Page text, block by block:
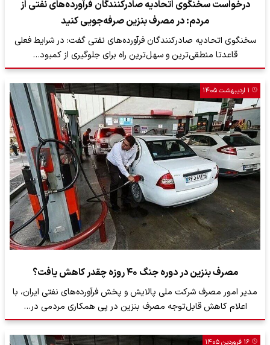
درخواست سخنگوی اتحادیه صادرکنندگان فرآورده‌های نفتی از
مردم: در مصرف بنزین صرفه‌جویی کنید
سخنگوی اتحادیه صادرکنندگان فرآورده‌های نفتی گفت: در شرایط فعلی
قاعدتا منطقی‌ترین و سهل‌ترین راه برای جلوگیری از کمبود…
۱ اردیبهشت ۱۴۰۵
مصرف بنزین در دوره جنگ ۴۰ روزه چقدر کاهش یافت؟
مدیر امور مصرف شرکت ملی پالایش و پخش فرآورده‌های نفتی ایران، با
اعلام کاهش قابل‌توجه مصرف بنزین در پی همکاری مردمی در…
۱۶ فروردین ۱۴۰۵